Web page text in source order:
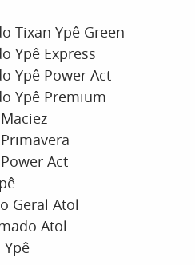
Tixan Ypê Green
Ypê Express
Ypê Power Act
Ypê Premium
Act
Geral Atol
Atol